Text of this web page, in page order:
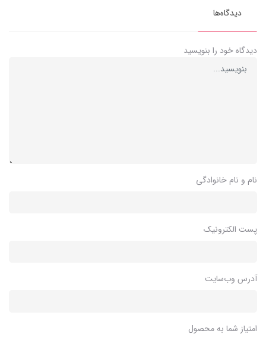
دیدگاه‌ها
دیدگاه خود را بنویسید
نام و نام خانوادگی
پست الکترونیک
آدرس وب‌سایت
امتیاز شما به محصول